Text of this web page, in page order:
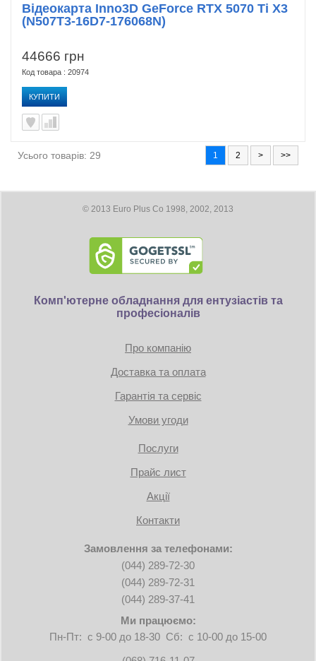
44666 грн
Код товара : 20974
КУПИТИ
Відеокарта Inno3D GeForce RTX 5070 Ti X3
(N507T3-16D7-176068N)
1 2 > >>
Усього товарів: 29
© 2013 Euro Plus Co 1998, 2002, 2013
Комп'ютерне обладнання для ентузіастів та
професіоналів
Про компанію
Доставка та оплата
Гарантія та сервіс
Умови угоди
Послуги
Прайс лист
Акції
Контакти
Замовлення за телефонами:
(044) 289-72-30
(044) 289-72-31
(044) 289-37-41
Ми працюємо:
Пн-Пт: с 9-00 до 18-30 Сб: с 10-00 до 15-00